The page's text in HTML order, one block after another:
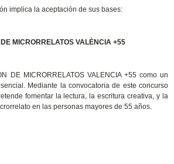
implica la aceptación de sus bases:
MICRORRELATOS VALÈNCIA +55
DE MICRORRELATOS VALENCIA +55 como un
Mediante la convocatoria de este concurso
fomentar la lectura, la escritura creativa, y la
en las personas mayores de 55 años.